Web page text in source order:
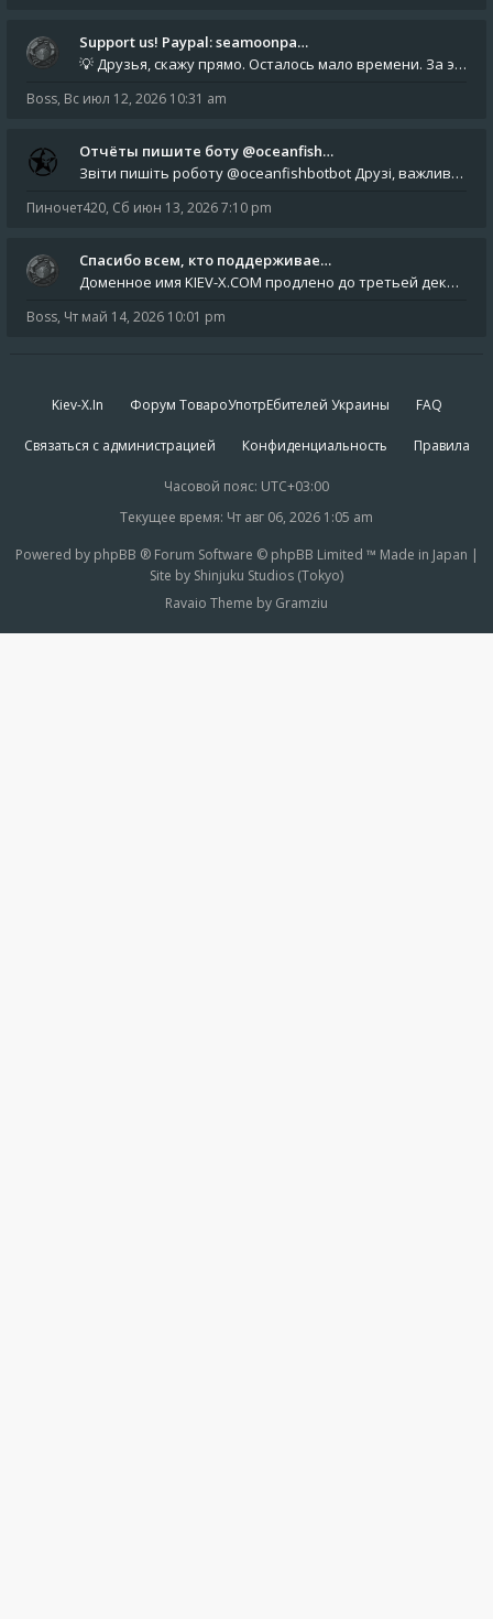
Support us! Paypal: seamoonpa…
💡 Друзья, скажу прямо. Осталось мало времени. За это время нам нужно закрыть последние обязательные расходы: около 500
Boss, Вс июл 12, 2026 10:31 am
Отчёты пишите боту @oceanfish…
Звіти пишіть роботу @oceanfishbotbot Друзі, важливе повідомлення для учасників форума. Основне звернення опублікован
Пиночет420, Сб июн 13, 2026 7:10 pm
Спасибо всем, кто поддерживае…
Доменное имя KIEV-X.COM продлено до третьей декады августа 2027 года! Спасибо всем анонимным пользователям, которые по
Boss, Чт май 14, 2026 10:01 pm
Kiev-X.In Форум ТовароУпотрЕбителей Украины FAQ
Связаться с администрацией Конфиденциальность Правила
Часовой пояс: UTC+03:00
Текущее время: Чт авг 06, 2026 1:05 am
Powered by phpBB ® Forum Software © phpBB Limited ™ Made in Japan |
Site by Shinjuku Studios (Tokyo)
Ravaio Theme by Gramziu